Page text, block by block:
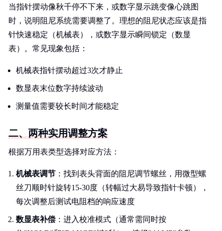
当指针摆动像秋千停不下来，或数字显示跳变像心跳图
时，说明阻尼系统需要调整了。理想的阻尼状态应该是指
针快速稳定（机械表），或数字显示瞬间锁定（数显
表）。常见现象包括：
机械表指针摆动超过3次才静止
数显表末位数字持续波动
测量值需要较长时间才能稳定
二、两种实用调整方案
根据万用表类型选择对应方法：
机械表调节 ：找到表头背面的阻尼调节螺丝，用微型螺
丝刀顺时针旋转15-30度（转幅过大易导致指针卡顿），
每次调整后测试电阻档的响应速度
数显表补偿 ：进入校准模式（通常需同时按